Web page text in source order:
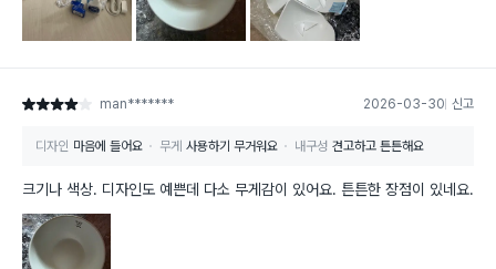
별점 4점 man******* 2026-03-30 신고
디자인 마음에 들어요 무게 사용하기 무거워요 내구성 견고하고 튼튼해요
크기나 색상. 디자인도 예쁜데 다소 무게감이 있어요. 튼튼한 장점이 있네요.